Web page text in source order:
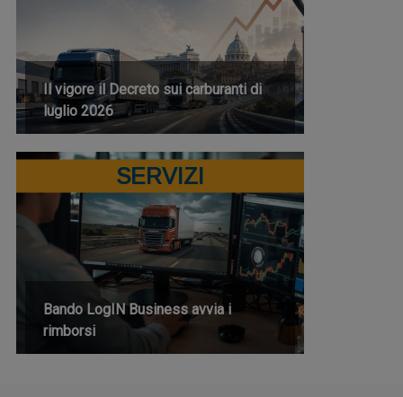
Il vigore il Decreto sui carburanti di
luglio 2026
SERVIZI
Bando LogIN Business avvia i
rimborsi